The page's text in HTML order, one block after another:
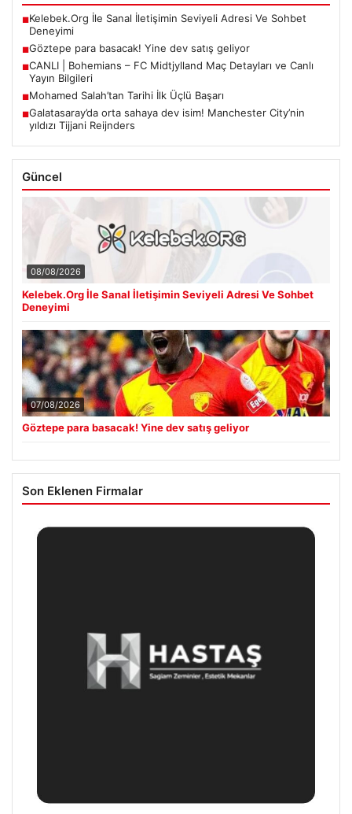
■Kelebek.Org İle Sanal İletişimin Seviyeli Adresi Ve Sohbet
Deneyimi
■Göztepe para basacak! Yine dev satış geliyor
■CANLI | Bohemians – FC Midtjylland Maç Detayları ve Canlı
Yayın Bilgileri
■Mohamed Salah’tan Tarihi İlk Üçlü Başarı
■Galatasaray’da orta sahaya dev isim! Manchester City’nin
yıldızı Tijjani Reijnders
Güncel
08/08/2026
Kelebek.Org İle Sanal İletişimin Seviyeli Adresi Ve Sohbet
Deneyimi
07/08/2026
Göztepe para basacak! Yine dev satış geliyor
Son Eklenen Firmalar